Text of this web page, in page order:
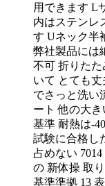
用できます L
内はステンレ
す Uネック半
弊社製品には
不可 折りたた
いて とても
でさっと洗い
ート 他の大
基準 耐熱は-
試験に合格し
占めない
の 新体操 取
基準準拠 13